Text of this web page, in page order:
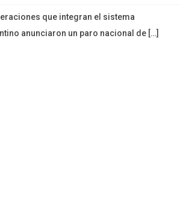
que integran el sistema
anunciaron un paro nacional de […]